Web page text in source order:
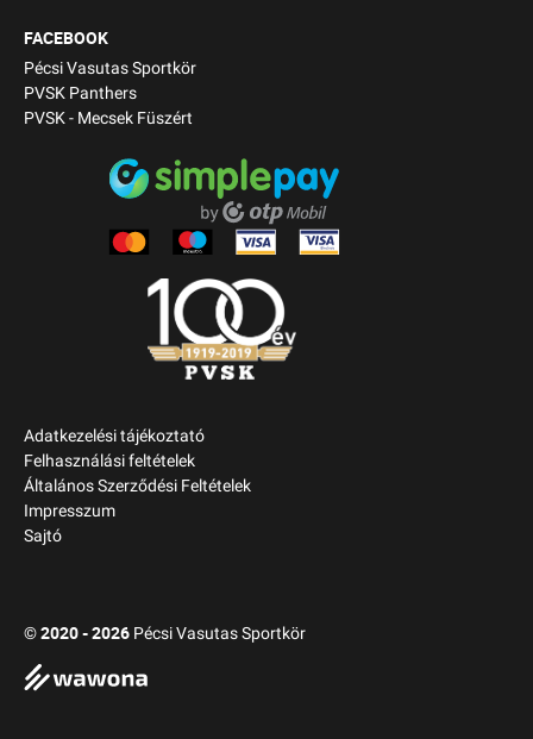
FACEBOOK
Pécsi Vasutas Sportkör
PVSK Panthers
PVSK - Mecsek Füszért
Adatkezelési tájékoztató
Felhasználási feltételek
Általános Szerződési Feltételek
Impresszum
Sajtó
©2020 - 2026 Pécsi Vasutas Sportkör